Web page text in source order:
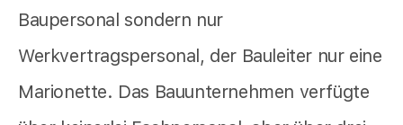
Baupersonal sondern nur
Werkvertragspersonal, der Bauleiter nur eine
Marionette. Das Bauunternehmen verfügte